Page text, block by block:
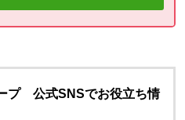
プ 公式SNSでお役立ち情